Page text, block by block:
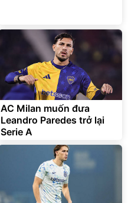
AC Milan muốn đưa
Leandro Paredes trở lại
Serie A